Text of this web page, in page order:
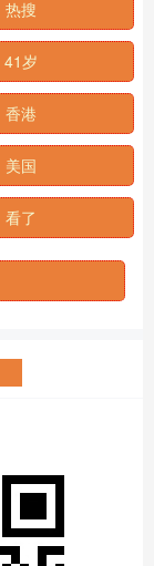
热搜
41岁
香港
美国
看了